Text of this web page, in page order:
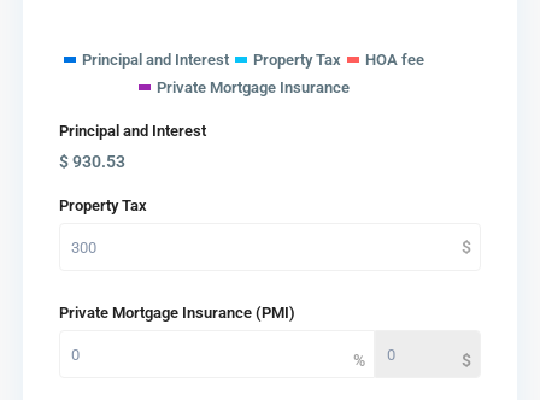
Principal and Interest Property Tax
HOA fee
Private Mortgage Insurance
Principal and Interest
$930.53
Property Tax
Private Mortgage Insurance (PMI)